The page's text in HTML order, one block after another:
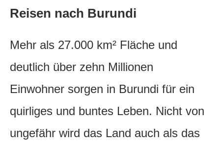
Reisen nach Burundi
Mehr als 27.000 km² Fläche und
deutlich über zehn Millionen
Einwohner sorgen in Burundi für ein
quirliges und buntes Leben. Nicht von
ungefähr wird das Land auch als das